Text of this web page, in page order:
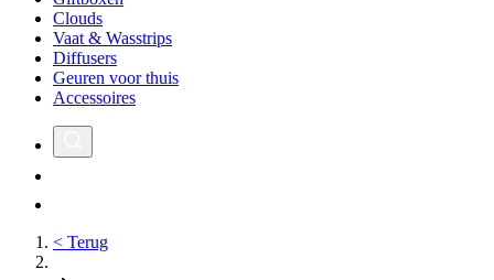
Clouds
Vaat & Wasstrips
Diffusers
Geuren voor thuis
Accessoires
< Terug